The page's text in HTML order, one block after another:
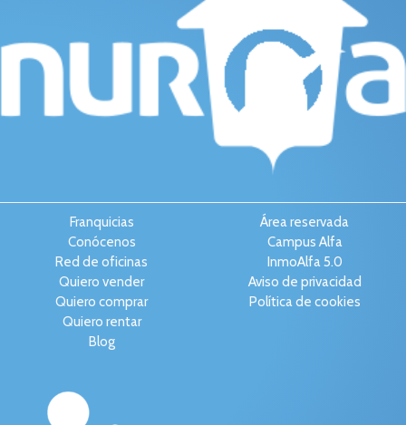
Franquicias
Conócenos
Red de oficinas
Quiero vender
Quiero comprar
Quiero rentar
Blog
Área reservada
Campus Alfa
InmoAlfa 5.0
Aviso de privacidad
Política de cookies